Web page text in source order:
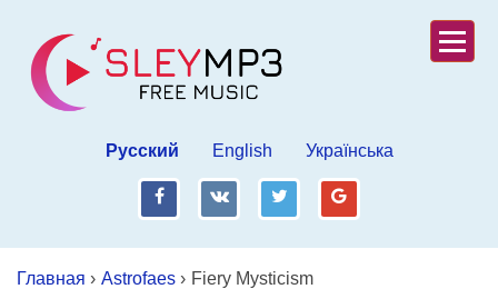
Русский English Українська
fb vk tw gp
Главная › Astrofaes › Fiery Mysticism